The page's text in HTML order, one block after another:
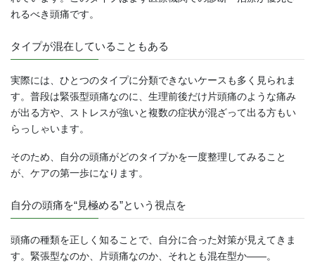
れるべき頭痛です。
タイプが混在していることもある
実際には、ひとつのタイプに分類できないケースも多く見られま
す。普段は緊張型頭痛なのに、生理前後だけ片頭痛のような痛み
が出る方や、ストレスが強いと複数の症状が混ざって出る方もい
らっしゃいます。
そのため、自分の頭痛がどのタイプかを一度整理してみること
が、ケアの第一歩になります。
自分の頭痛を“見極める”という視点を
頭痛の種類を正しく知ることで、自分に合った対策が見えてきま
す。緊張型なのか、片頭痛なのか、それとも混在型か――。